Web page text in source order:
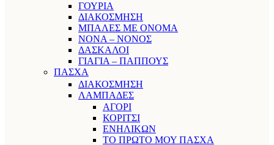
ΓΟΥΡΙΑ
ΔΙΑΚΟΣΜΗΣΗ
ΜΠΑΛΕΣ ΜΕ ΟΝΟΜΑ
ΝΟΝΑ – ΝΟΝΟΣ
ΔΑΣΚΑΛΟΙ
ΓΙΑΓΙΑ – ΠΑΠΠΟΥΣ
ΠΑΣΧΑ
ΔΙΑΚΟΣΜΗΣΗ
ΛΑΜΠΑΔΕΣ
ΑΓΟΡΙ
ΚΟΡΙΤΣΙ
ΕΝΗΛΙΚΩΝ
ΤΟ ΠΡΩΤΟ ΜΟΥ ΠΑΣΧΑ